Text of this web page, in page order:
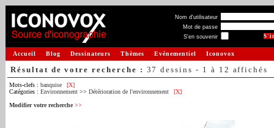
Nom d'utilisateur
Mot de passe
S'en souvenir
Accueil Blog Dessinateurs Thèmes Evénementiel Iconovox
Résultat de votre recherche : 37 dessins - 1 à 12 affichés
Mots-clefs : banquise
[X]
Catégories : Environnement >> Détérioration de l'environnement
[X]
Modifier votre recherche >>